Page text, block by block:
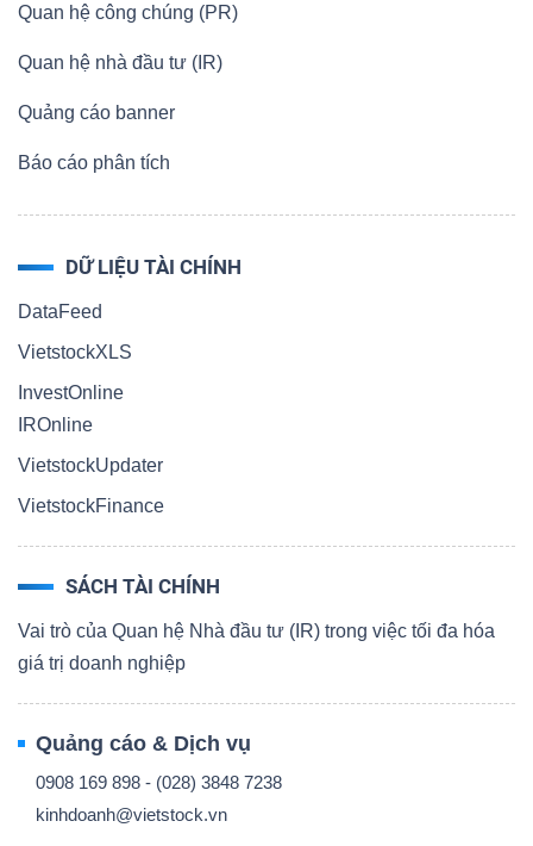
Quan hệ công chúng (PR)
Quan hệ nhà đầu tư (IR)
Quảng cáo banner
Báo cáo phân tích
DỮ LIỆU TÀI CHÍNH
DataFeed
VietstockXLS
InvestOnline
IROnline
VietstockUpdater
VietstockFinance
SÁCH TÀI CHÍNH
Vai trò của Quan hệ Nhà đầu tư (IR) trong việc tối đa hóa
giá trị doanh nghiệp
Quảng cáo & Dịch vụ
0908 169 898 - (028) 3848 7238
kinhdoanh@vietstock.vn